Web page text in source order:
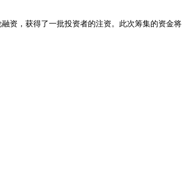
资，获得了一批投资者的注资。此次筹集的资金将